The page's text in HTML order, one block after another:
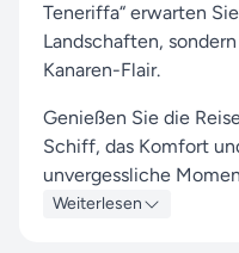
Teneriffa“ erwarten
Landschaften,
Kanaren-Flair.
Genießen Sie die
Schiff, das Komfort
unvergessliche
Weiterlesen